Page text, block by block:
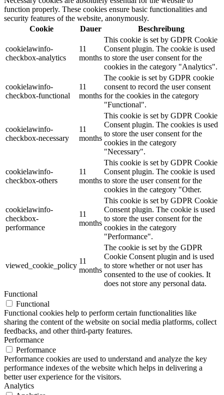
function properly. These cookies ensure basic functionalities and
security features of the website, anonymously.
Cookie
Dauer Beschreibung
cookielawinfo-
checkbox-analytics
11
months
This cookie is set by GDPR Cookie
Consent plugin. The cookie is used
to store the user consent for the
cookies in the category "Analytics".
cookielawinfo-
checkbox-functional
11
months
The cookie is set by GDPR cookie
consent to record the user consent
for the cookies in the category
"Functional".
cookielawinfo-
checkbox-necessary
11
months
This cookie is set by GDPR Cookie
Consent plugin. The cookies is used
to store the user consent for the
cookies in the category
"Necessary".
cookielawinfo-
checkbox-others
11
months
This cookie is set by GDPR Cookie
Consent plugin. The cookie is used
to store the user consent for the
cookies in the category "Other.
cookielawinfo-
checkbox-
performance
11
months
This cookie is set by GDPR Cookie
Consent plugin. The cookie is used
to store the user consent for the
cookies in the category
"Performance".
viewed_cookie_policy
11
months
The cookie is set by the GDPR
Cookie Consent plugin and is used
to store whether or not user has
consented to the use of cookies. It
does not store any personal data.
Functional
Functional
Functional cookies help to perform certain functionalities like
sharing the content of the website on social media platforms, collect
feedbacks, and other third-party features.
Performance
Performance
Performance cookies are used to understand and analyze the key
performance indexes of the website which helps in delivering a
better user experience for the visitors.
Analytics